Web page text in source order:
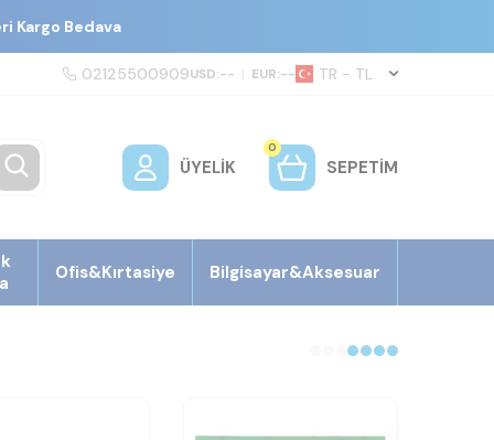
Kargo Bedava
02125500909USD:-- | EUR:-- TR − TL
ÜYELIK
0
SEPETIM
Ofis&Kırtasiye Bilgisayar&Aksesuar